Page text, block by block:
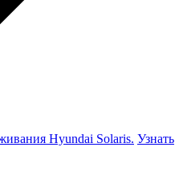
Hyundai Solaris. Узнать